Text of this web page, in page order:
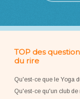
TOP des
du rire
Qu'est-ce que le Yoga
Qu'est-ce qu'un club de